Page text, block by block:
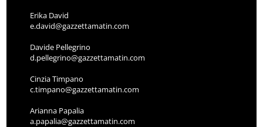
Erika David
e.david@gazzettamatin.com
Davide Pellegrino
d.pellegrino@gazzettamatin.com
Cinzia Timpano
c.timpano@gazzettamatin.com
Arianna Papalia
a.papalia@gazzettamatin.com